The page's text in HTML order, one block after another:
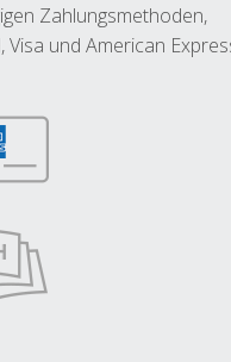
Zahlungsmethoden,
und American